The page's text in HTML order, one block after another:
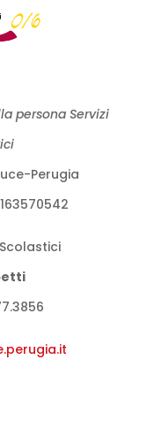
persona Servizi
Perugia
it